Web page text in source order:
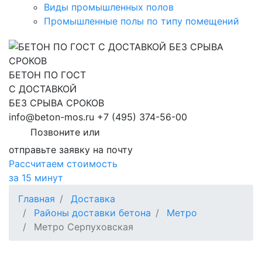
Виды промышленных полов
Промышленные полы по типу помещений
БЕТОН ПО ГОСТ
С ДОСТАВКОЙ
БЕЗ СРЫВА СРОКОВ
info@beton-mos.ru +7 (495) 374-56-00
Позвоните или
отправьте заявку на почту
Рассчитаем стоимость
за 15 минут
Главная
Доставка
Районы доставки бетона
Метро
Метро Серпуховская